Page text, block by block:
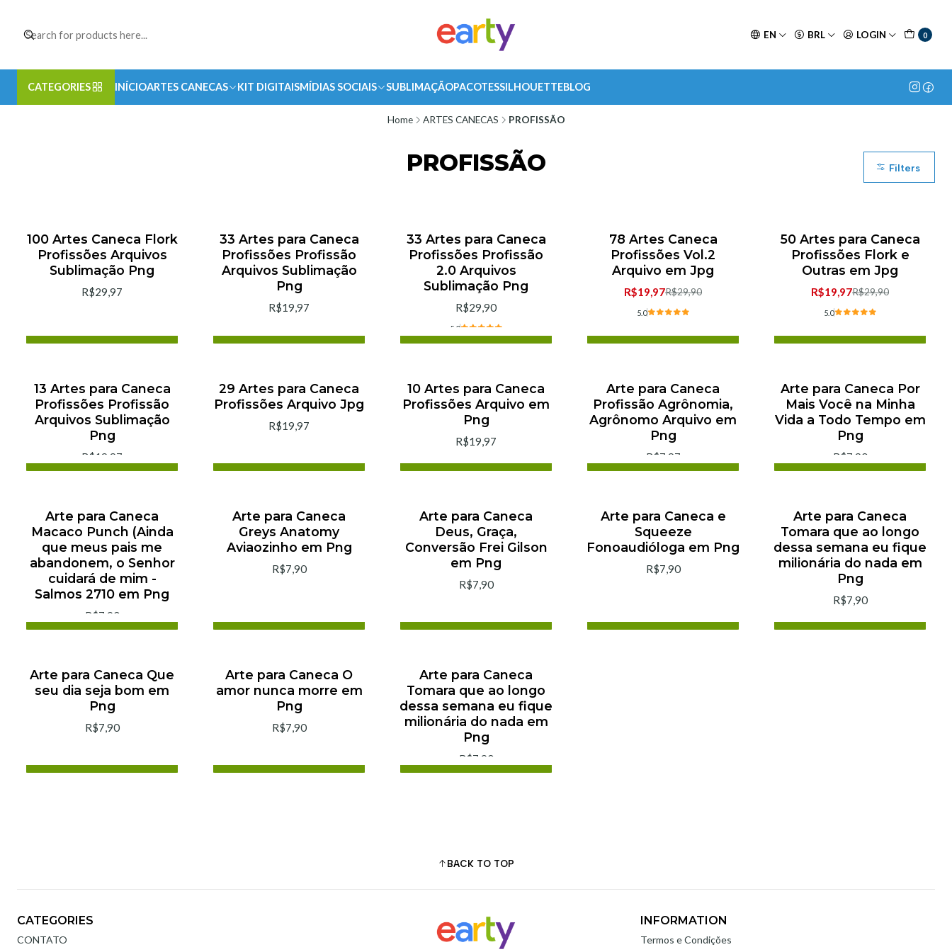
EN BRL LOGIN 0
CATEGORIES INÍCIOARTES CANECAS KIT DIGITAISMÍDIAS SOCIAIS SUBLIMAÇÃOPACOTESSILHOUETTEBLOG
Home ARTES CANECAS PROFISSÃO
PROFISSÃO Filters
100 Artes Caneca Flork
Profissões Arquivos
Sublimação Png
R$29,97
33 Artes para Caneca
Profissões Profissão
Arquivos Sublimação
Png
R$19,97
33 Artes para Caneca
Profissões Profissão
2.0 Arquivos
Sublimação Png
R$29,90
5.0
-33% OFF
78 Artes Caneca
Profissões Vol.2
Arquivo em Jpg
R$19,97R$29,90
5.0
-33% OFF
50 Artes para Caneca
Profissões Flork e
Outras em Jpg
R$19,97R$29,90
5.0
13 Artes para Caneca
Profissões Profissão
Arquivos Sublimação
Png
R$19,97
29 Artes para Caneca
Profissões Arquivo Jpg
R$19,97
10 Artes para Caneca
Profissões Arquivo em
Png
R$19,97
Arte para Caneca
Profissão Agrônomia,
Agrônomo Arquivo em
Png
R$7,97
Arte para Caneca Por
Mais Você na Minha
Vida a Todo Tempo em
Png
R$7,90
Arte para Caneca
Macaco Punch (Ainda
que meus pais me
abandonem, o Senhor
cuidará de mim -
Salmos 2710 em Png
R$7,90
Arte para Caneca
Greys Anatomy
Aviaozinho em Png
R$7,90
Arte para Caneca
Deus, Graça,
Conversão Frei Gilson
em Png
R$7,90
Arte para Caneca e
Squeeze
Fonoaudióloga em Png
R$7,90
Arte para Caneca
Tomara que ao longo
dessa semana eu fique
milionária do nada em
Png
R$7,90
Arte para Caneca Que
seu dia seja bom em
Png
R$7,90
Arte para Caneca O
amor nunca morre em
Png
R$7,90
Arte para Caneca
Tomara que ao longo
dessa semana eu fique
milionária do nada em
Png
R$7,90
BACK TO TOP
CATEGORIES
CONTATO
INFORMATION
Termos e Condições